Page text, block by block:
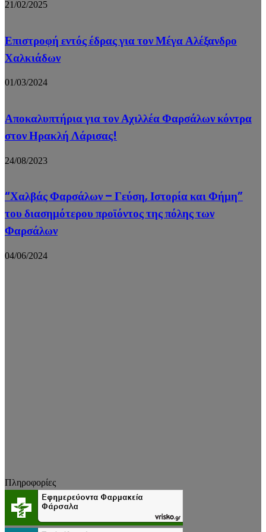
21/02/2025
Επιστροφή εντός έδρας για τον Μέγα Αλέξανδρο
Χαλκιάδων
01/03/2024
Αποκαλυπτήρια για τον Αχιλλέα Φαρσάλων κόντρα
στον Ηρακλή Λάρισας!
24/08/2023
“Χαλβάς Φαρσάλων – Γεύση, Ιστορία και Φήμη”
του διασημότερου προϊόντος της πόλης των
Φαρσάλων
04/06/2024
Πληροφορίες